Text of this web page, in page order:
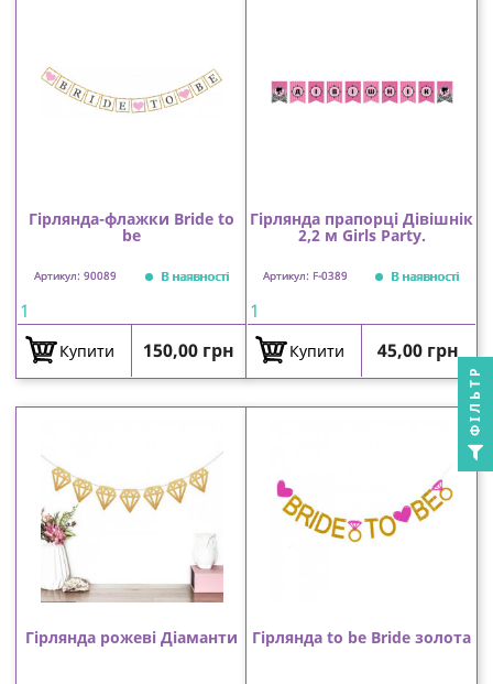
Гірлянда-флажки Bride to
be
Артикул: 90089 В наявності
1
Купити Ціна
150,00 грн
Гірлянда прапорці Дівішнік
2,2 м Girls Party.
Артикул: F-0389 В наявності
1
Купити Ціна
45,00 грн
Гірлянда рожеві Діаманти Гірлянда to be Bride золота
ФІЛЬТР